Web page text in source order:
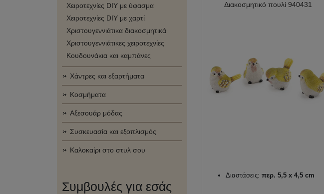
Χειροτεχνίες DIY με ύφασμα
Χειροτεχνίες DIY με χαρτί
Χριστουγεννιάτικα διακοσμητικά
Χριστουγεννιάτικες χειροτεχνίες
Κουδουνάκια και καμπάνες
Χάντρες και εξαρτήματα
Κοσμήματα
Αξεσουάρ μόδας
Συσκευασία και εξοπλισμός
Καλοκαίρι στο στυλ σου
Συμβουλές για εσάς
Διακοσμητικό πουλί 940431
Διαστάσεις: περ. 5,5 x 4,5 cm